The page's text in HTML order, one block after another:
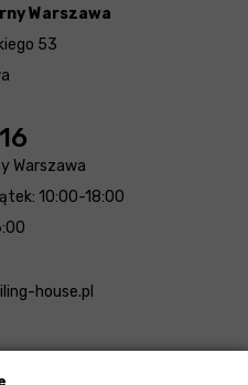
Warszawa
53
Warszawa
10:00-18:00
house.pl